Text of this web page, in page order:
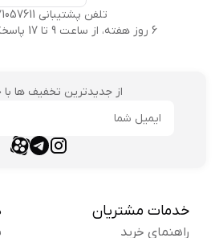
تلفن پشتیبانی 71057611 - 021
6 روز هفته، از ساعت 9 تا 17 پاسخگوی شما هستیم
از جدیدترین تخفیف ها
ایمیل
link
link
link
خدمات مشتریان
راهنمای خرید